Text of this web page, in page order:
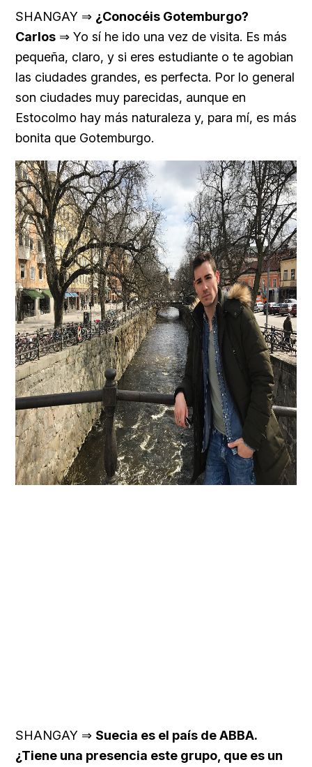
SHANGAY ⇒ ¿Conocéis Gotemburgo?
Carlos ⇒ Yo sí he ido una vez de visita. Es más
pequeña, claro, y si eres estudiante o te agobian
las ciudades grandes, es perfecta. Por lo general
son ciudades muy parecidas, aunque en
Estocolmo hay más naturaleza y, para mí, es más
bonita que Gotemburgo.
SHANGAY ⇒ Suecia es el país de ABBA.
¿Tiene una presencia este grupo, que es un